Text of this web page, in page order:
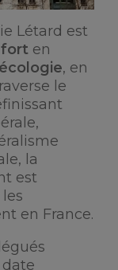
Létard est
en
, en
le
la
est
en France.
date